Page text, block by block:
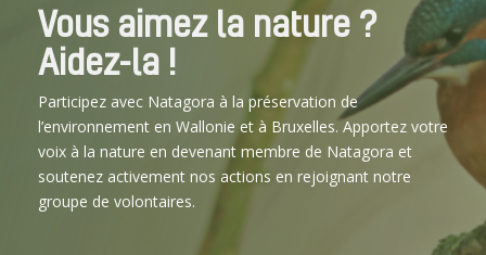
Vous aimez la nature ?
Aidez-la !
Participez avec Natagora à la préservation de
l’environnement en Wallonie et à Bruxelles. Apportez votre
voix à la nature en devenant membre de Natagora et
soutenez activement nos actions en rejoignant notre
groupe de volontaires.